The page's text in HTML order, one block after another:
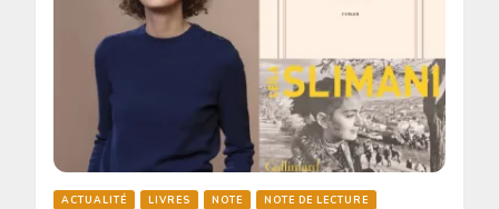
ACTUALITÉ LIVRES NOTE NOTE DE LECTURE